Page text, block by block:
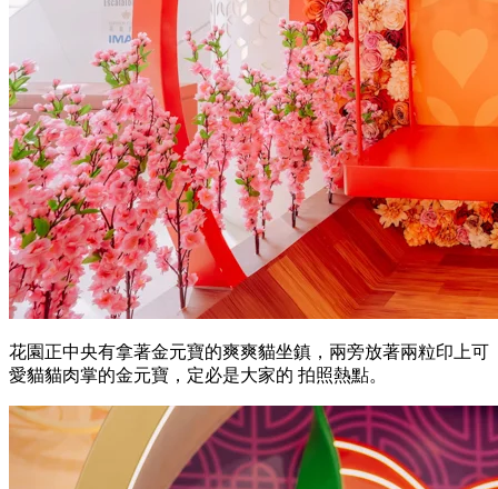
花園正中央有拿著金元寶的爽爽貓坐鎮，兩旁放著兩粒印上可
愛貓貓肉掌的金元寶，定必是大家的 拍照熱點。